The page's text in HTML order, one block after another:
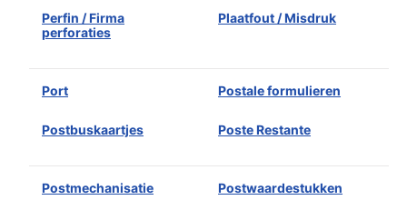
Perfin / Firma
perforaties
Plaatfout / Misdruk
Port Postale formulieren
Postbuskaartjes Poste Restante
Postmechanisatie Postwaardestukken